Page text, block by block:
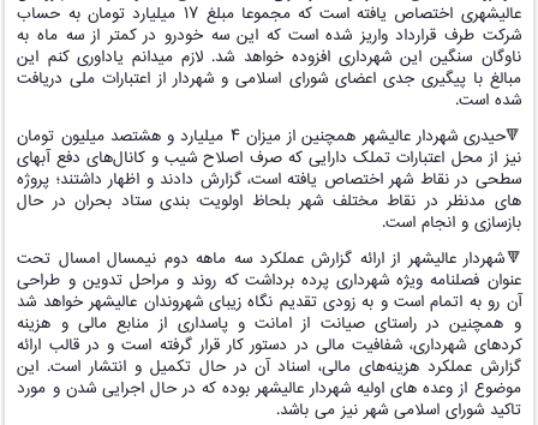
عالیشهری اختصاص یافته است که مجموعا مبلغ ۱۷ میلیارد تومان به حساب
شرکت طرف قرارداد واریز شده است که این سه خودرو در کمتر از سه ماه به
ناوگان سنگین این شهرداری افزوده خواهد شد. لازم میدانم یاداوری کنم این
مبالغ با پیگیری جدی اعضای شورای اسلامی و شهردار از اعتبارات ملی دریافت
شده است.
🔻حیدری شهردار عالیشهر همچنین از میزان ۴ میلیارد و هشتصد میلیون تومان
نیز از محل اعتبارات تملک دارایی که صرف اصلاح شیب و کانال‌های دفع آبهای
سطحی در نقاط شهر اختصاص یافته است، گزارش دادند و اظهار داشتند؛ پروژه
های مدنظر در نقاط مختلف شهر بلحاظ اولویت بندی ستاد بحران در حال
بازسازی و انجام است.
🔻شهردار عالیشهر از ارائه گزارش عملکرد سه ماهه دوم نیمسال امسال تحت
عنوان فصلنامه ویژه شهرداری پرده برداشت که روند و مراحل تدوین و طراحی
آن رو به اتمام است و به زودی تقدیم نگاه زیبای شهروندان عالیشهر خواهد شد
و همچنین در راستای صیانت از امانت و پاسداری از منابع مالی و هزینه
کردهای شهرداری، شفافیت مالی در دستور کار قرار گرفته است و در قالب ارائه
گزارش عملکرد هزینه‌های مالی، اسناد آن در حال تکمیل و انتشار است. این
موضوع از وعده های اولیه شهردار عالیشهر بوده که در حال اجرایی شدن و مورد
تاکید شورای اسلامی شهر نیز می باشد.